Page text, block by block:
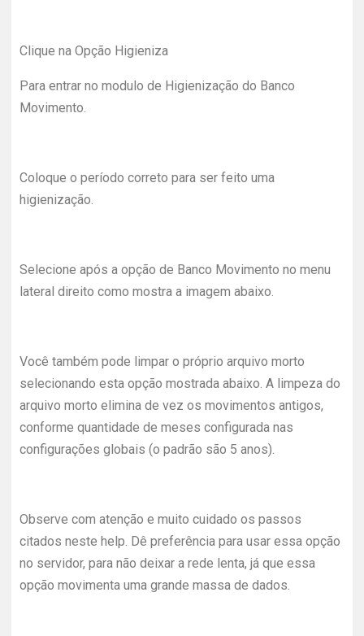
Clique na Opção Higieniza
Para entrar no modulo de Higienização do Banco
Movimento.
Coloque o período correto para ser feito uma
higienização.
Selecione após a opção de Banco Movimento no menu
lateral direito como mostra a imagem abaixo.
Você também pode limpar o próprio arquivo morto
selecionando esta opção mostrada abaixo. A limpeza do
arquivo morto elimina de vez os movimentos antigos,
conforme quantidade de meses configurada nas
configurações globais (o padrão são 5 anos).
Observe com atenção e muito cuidado os passos
citados neste help. Dê preferência para usar essa opção
no servidor, para não deixar a rede lenta, já que essa
opção movimenta uma grande massa de dados.